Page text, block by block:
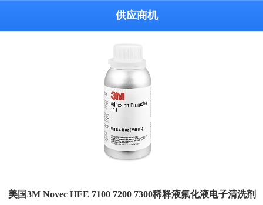
供应商机
美国3M Novec HFE 7100 7200 7300稀释液氟化液电子清洗剂